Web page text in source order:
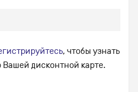
, чтобы узнать
дисконтной карте.